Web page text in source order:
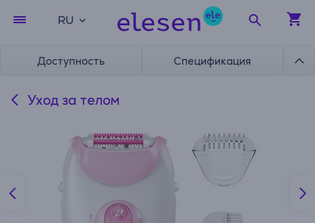
RU
Доступность Спецификация
Уход за телом